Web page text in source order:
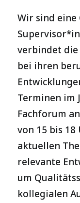
Wir sind eine
verbindet die
bei ihren
Terminen im
Fachforum
von 15 bis
aktuellen
relevante
um
kollegialen